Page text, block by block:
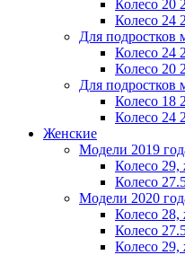
Колесо 20
Колесо 24
Для подростков
Колесо 24
Колесо 20
Для подростков
Колесо 18
Колесо 24
Женскиe
Модели 2019
Колесо 29,
Колесо
Модели 2020
Колесо 28,
Колесо
Колесо 29,